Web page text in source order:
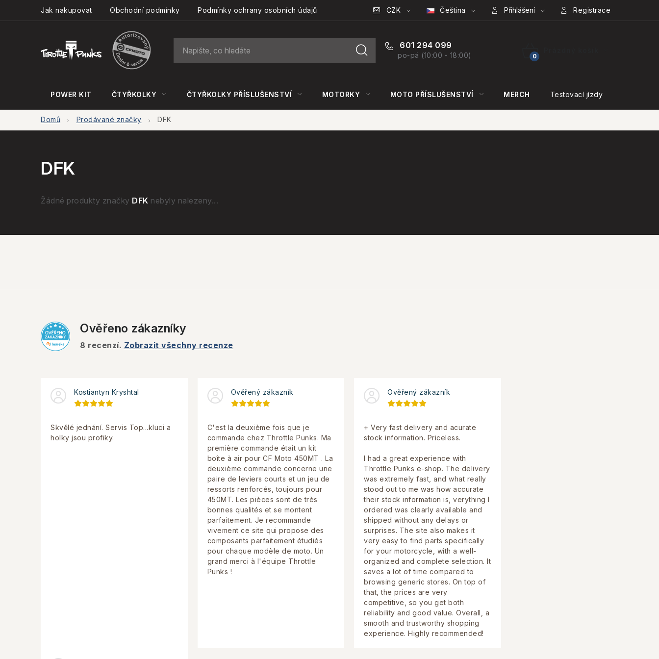
Jak nakupovat Obchodní podmínky Podmínky ochrany osobních údajů CZK Čeština Přihlášení Registrace
601 294 099
po-pá (10:00 - 18:00)
NÁKUPNÍ
POWER KIT ČTYŘKOLKY ČTYŘKOLKY PŘÍSLUŠENSTVÍ MOTORKY MOTO PŘÍSLUŠENSTVÍ MERCH Testovací jízdy
Domů Prodávané značky DFK
DFK
Žádné produkty značky DFK nebyly nalezeny...
Ověřeno zákazníky
8 recenzí. Zobrazit všechny recenze
Kostiantyn Kryshtal
Skvělé jednání. Servis Top...kluci a
holky jsou profiky.
Ověřený zákazník
C'est la deuxième fois que je
commande chez Throttle Punks. Ma
première commande était un kit
boîte à air pour CF Moto 450MT . La
deuxième commande concerne une
paire de leviers courts et un jeu de
ressorts renforcés, toujours pour
450MT. Les pièces sont de très
bonnes qualités et se montent
parfaitement. Je recommande
vivement ce site qui propose des
composants parfaitement étudiés
pour chaque modèle de moto. Un
grand merci à l'équipe Throttle
Punks !
Ověřený zákazník
+ Very fast delivery and acurate
stock information. Priceless.
I had a great experience with
Throttle Punks e-shop. The delivery
was extremely fast, and what really
stood out to me was how accurate
their stock information is, verything I
ordered was clearly available and
shipped without any delays or
surprises. The site also makes it
very easy to find parts specifically
for your motorcycle, with a well-
organized and complete selection. It
saves a lot of time compared to
browsing generic stores. On top of
that, the prices are very
competitive, so you get both
reliability and good value. Overall, a
smooth and trustworthy shopping
experience. Highly recommended!